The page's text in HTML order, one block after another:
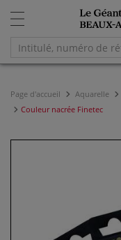
Page d'accueil Aquarelle
Couleur nacrée Finetec